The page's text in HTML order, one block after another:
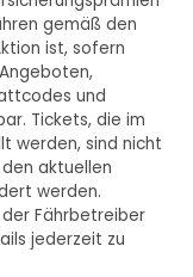
gemäß den
ist, sofern
und
Tickets, die im
werden, sind nicht
aktuellen
werden.
Fährbetreiber
jederzeit zu